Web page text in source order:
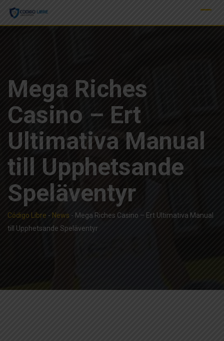
Skip
Mega Riches
Casino – Ert
Ultimativa Manual
till Upphetsande
Speläventyr
Código Libre - News - Mega Riches Casino – Ert Ultimativa Manual
till Upphetsande Speläventyr